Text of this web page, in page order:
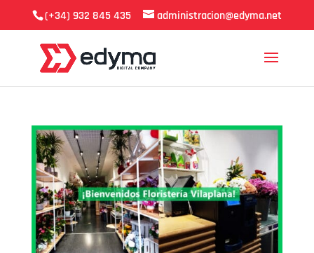
(+34) 932 845 435 administracion@edyma.net